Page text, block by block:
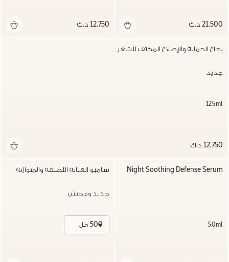
21.500 د.ك 12.750 د.ك
بخاخ الحماية والإصلاح المكثف للشعر
جديد
125ml
12.750 د.ك
Night Soothing Defense Serum
50ml
شامبو العناية اللطيفة والمتوازنة
جديد ومحسّن
500 مل